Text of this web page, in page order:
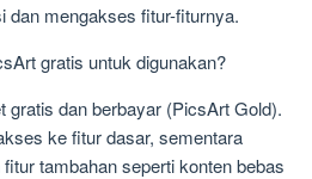
dan mengakses fitur-fiturnya.
gratis untuk digunakan?
gratis dan berbayar (PicsArt Gold).
ke fitur dasar, sementara
tambahan seperti konten bebas